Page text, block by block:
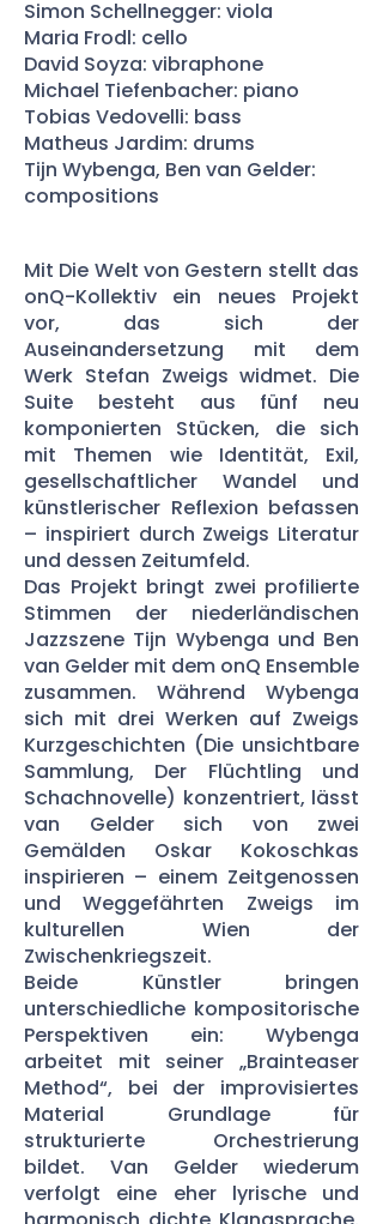
Simon Schellnegger: viola
Maria Frodl: cello
David Soyza: vibraphone
Michael Tiefenbacher: piano
Tobias Vedovelli: bass
Matheus Jardim: drums
Tijn Wybenga, Ben van Gelder:
compositions
Mit Die Welt von Gestern stellt das
onQ-Kollektiv ein neues Projekt
vor, das sich der
Auseinandersetzung mit dem
Werk Stefan Zweigs widmet. Die
Suite besteht aus fünf neu
komponierten Stücken, die sich
mit Themen wie Identität, Exil,
gesellschaftlicher Wandel und
künstlerischer Reflexion befassen
– inspiriert durch Zweigs Literatur
und dessen Zeitumfeld.
Das Projekt bringt zwei profilierte
Stimmen der niederländischen
Jazzszene Tijn Wybenga und Ben
van Gelder mit dem onQ Ensemble
zusammen. Während Wybenga
sich mit drei Werken auf Zweigs
Kurzgeschichten (Die unsichtbare
Sammlung, Der Flüchtling und
Schachnovelle) konzentriert, lässt
van Gelder sich von zwei
Gemälden Oskar Kokoschkas
inspirieren – einem Zeitgenossen
und Weggefährten Zweigs im
kulturellen Wien der
Zwischenkriegszeit.
Beide Künstler bringen
unterschiedliche kompositorische
Perspektiven ein: Wybenga
arbeitet mit seiner „Brainteaser
Method“, bei der improvisiertes
Material Grundlage für
strukturierte Orchestrierung
bildet. Van Gelder wiederum
verfolgt eine eher lyrische und